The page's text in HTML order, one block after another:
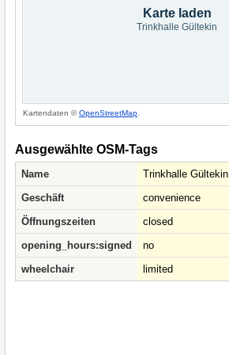
Karte laden
Trinkhalle Gültekin
Kartendaten ©OpenStreetMap
Ausgewählte OSM-Tags
Name
Trinkhalle Gültekin
Geschäft
convenience
Öffnungszeiten
closed
opening_hours:signed
no
wheelchair
limited